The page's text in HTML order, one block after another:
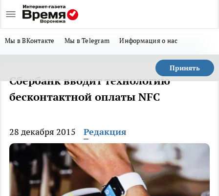
Мы в ВКонтакте Мы в Telegram Информация о нас
Принять
Сбербанк вводит технологию
бесконтактной оплаты NFC
28 декабря 2015 Редакция